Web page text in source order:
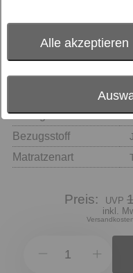
Alle akzeptieren
Härtegrad
Bezugsstoff
Matratzenart
Preis:
inkl.